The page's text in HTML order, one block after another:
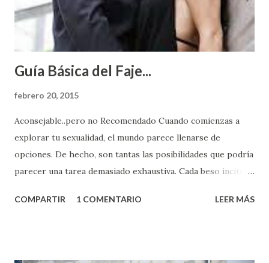
Guía Básica del Faje...
febrero 20, 2015
Aconsejable..pero no Recomendado Cuando comienzas a
explorar tu sexualidad, el mundo parece llenarse de
opciones. De hecho, son tantas las posibilidades que podría
parecer una tarea demasiado exhaustiva. Cada beso incita
partes de ti que jamás hubieras imaginado. El problema es
COMPARTIR 1 COMENTARIO LEER MÁS